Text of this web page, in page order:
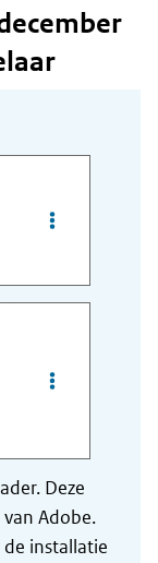
Opties van
Opties van
Deze
Adobe.
installatie